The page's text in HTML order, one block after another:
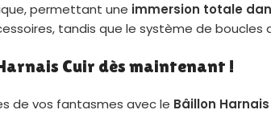
permettant une immersion totale
tandis que le système de
Cuir dès maintenant !
de vos fantasmes avec le Bâillon